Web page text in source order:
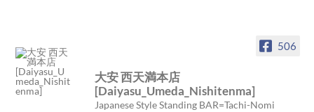
506
大安 西天満本店
[Daiyasu_Umeda_Nishitenma]
Japanese Style Standing BAR=Tachi-Nomi